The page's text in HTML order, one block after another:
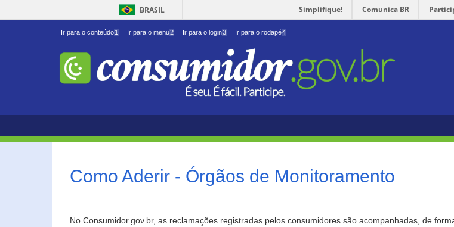
BRASIL Simplifique! Comunica BR
Ir para o conteúdo1 Ir para o menu2 Ir para o login3 Ir para o rodapé4
Como Aderir - Órgãos de Monitoramento
No Consumidor.gov.br, as reclamações registradas pelos consumidores são acompanhadas, de